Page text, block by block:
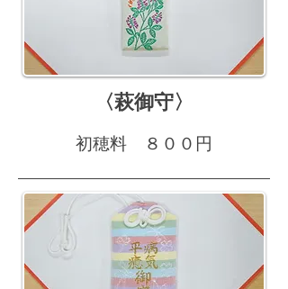
〈萩御守〉
初穂料 ８００円